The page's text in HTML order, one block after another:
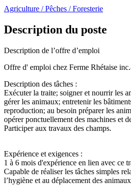
Agriculture / Pêches / Foresterie
Description du poste
Description de l’offre d’emploi
Offre d' emploi chez Ferme Rhétaise
Description des tâches :
Exécuter la traite; soigner et nourrir les
gérer les animaux; entretenir les
reproduction; au besoin préparer les
opérer ponctuellement des machines et
Participer aux travaux des
Expérience et exigences :
1 à 6 mois d'expérience en lien
Capable de réaliser les tâches simples
l’hygiène et au déplacement des